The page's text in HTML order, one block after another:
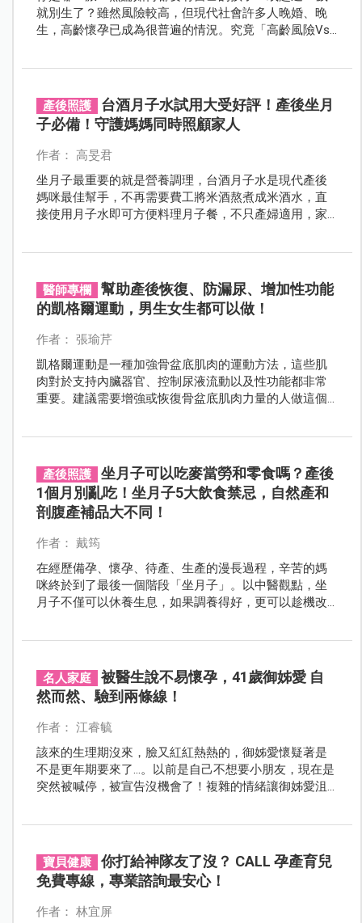
就別生了？雖然風險較高，但現代社會許多人晚婚、晚
生，高齡懷孕已成為很普遍的情況。究竟「高齡風險Vs.
產後照護
台酒月子水試用大受好評！產後坐月
子必備！守護媽媽同時照顧家人
作者： 高旻君
坐月子最重要的就是營養調理，台酒月子水是現代產後
媽咪最佳幫手，不再需要費工將米酒熬煮成米酒水，直
接使用月子水即可方便料理月子餐，不只產婦適用，家
醫師專欄
幫助產後恢復、防漏尿、增加性功能
的凱格爾運動，男生女生都可以做！
作者： 張瑜芹
凱格爾運動是一種加強骨盆底肌肉的運動方法，這些肌
肉對於支持內臟器官、控制尿液流動以及性功能都非常
重要。建議需要增強或恢復骨盆底肌肉力量的人做這個
產後照護
坐月子可以吃麥當勞和零食嗎？產後
1個月別亂吃！坐月子5大飲食禁忌，自然產和
剖腹產補品大不同！
作者： 戴筠
在經歷備孕、懷孕、待產、生產的漫長過程，辛苦的媽
咪終於到了最後一個階段「坐月子」。以中醫觀點，坐
月子不僅可以休養生息，如果調養得好，更可以趁機改
名人家庭
被醫生說不易懷孕，41歲御姊愛 自
然而然、驗到兩條線！
作者： 江睿毓
該來的生理期沒來，臉又紅紅熱熱的，御姊愛懷疑著是
不是更年期要來了…。以前是自己不想要小朋友，現在是
突然被喊停，被宣告沒機會了！複雜的情緒讓御姊愛沮
寶貝健康
你打給神隊友了沒？ CALL 孕產育兒
免費專線，專業諮詢最安心！
作者： 林宜屏